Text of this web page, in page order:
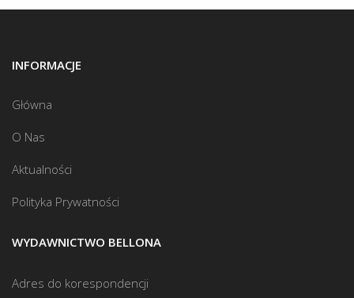
INFORMACJE
Główna
O Nas
Aktualności
Polityka Prywatności
WYDAWNICTWO BELLONA
Adres do korespondencji